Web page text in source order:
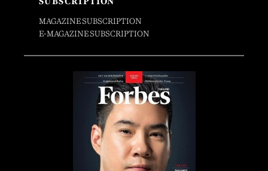
MAGAZINE SUBSCRIPTION
E-MAGAZINE SUBSCRIPTION